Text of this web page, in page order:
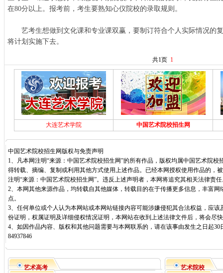
在80分以上。报考前，考生要熟知心仪院校的录取规则。
艺考生想做到文化课和专业课双赢，要制订符合个人实际情况的
将计划实施下去。
共1页 1
大连艺术学院 中国艺术院校招生网
中国艺术院校招生网版权与免责声明
1、凡本网注明“来源：中国艺术院校招生网”的所有作品，版权均属中国艺术院校
得转载、摘编、复制或利用其他方式使用上述作品。已经本网授权使用作品的，
注明“来源：中国艺术院校招生网”。违反上述声明者，本网将追究其相关法律责
2、本网其他来源作品，均转载自其他媒体，转载目的在于传播更多信息，丰富
点。
3、任何单位或个人认为本网站或本网站链接内容可能涉嫌侵犯其合法权益，应
份证明，权属证明及详细侵权情况证明，本网站在收到上述法律文件后，将会尽
4、如因作品内容、版权和其他问题需要与本网联系的，请在该事由发生之日起30
84937846
艺术高考
艺术院校